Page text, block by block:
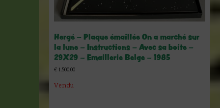
Hergé – Plaque émaillée On a marché sur
la lune – Instructions – Avec sa boite –
29X29 – Emaillerie Belge – 1985
€ 1.500,00
Vendu